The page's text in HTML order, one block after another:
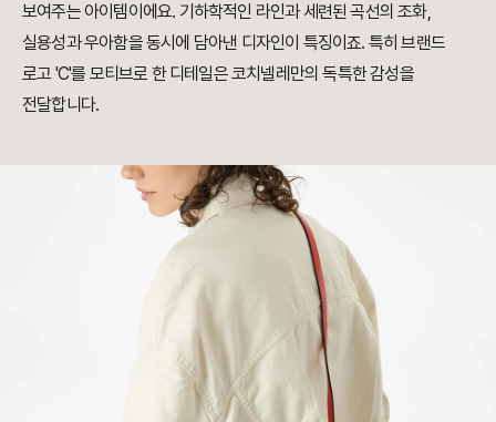
보여주는 아이템이에요. 기하학적인 라인과 세련된 곡선의 조화,
실용성과 우아함을 동시에 담아낸 디자인이 특징이죠. 특히 브랜드
로고 'C'를 모티브로 한 디테일은 코치넬레만의 독특한 감성을
전달합니다.